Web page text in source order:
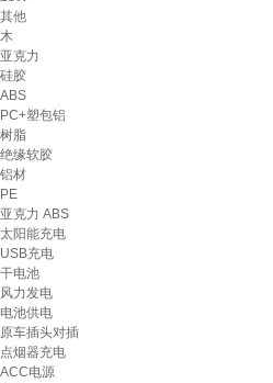
其他
木
亚克力
硅胶
ABS
PC+塑包铝
树脂
绝缘软胶
铝材
PE
亚克力 ABS
太阳能充电
USB充电
干电池
风力发电
电池供电
原车插头对插
点烟器充电
ACC电源